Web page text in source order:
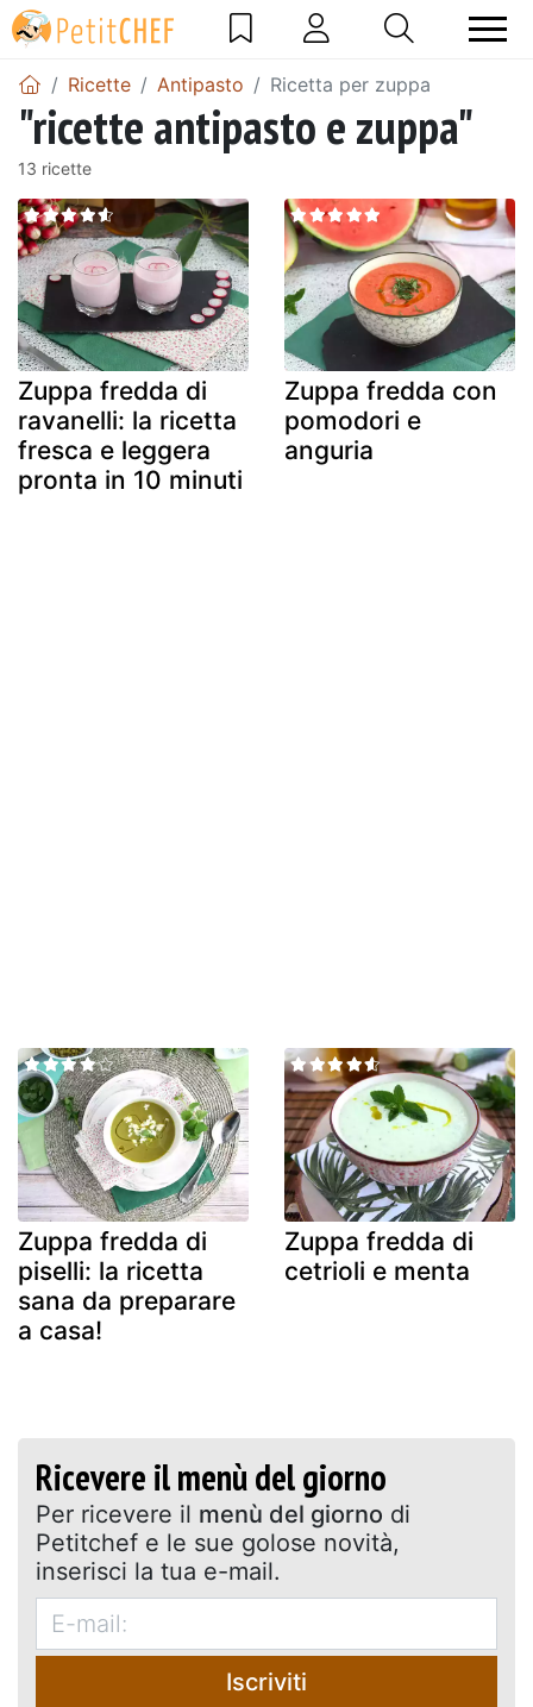
Ricette Antipasto Ricetta per zuppa
"ricette antipasto e zuppa"
13 ricette
Zuppa fredda di
ravanelli: la ricetta
fresca e leggera
pronta in 10 minuti
Zuppa fredda con
pomodori e
anguria
Zuppa fredda di
piselli: la ricetta
sana da preparare
a casa!
Zuppa fredda di
cetrioli e menta
Ricevere il menù del giorno
Per ricevere il menù del giorno di
Petitchef e le sue golose novità,
inserisci la tua e-mail.
Iscriviti